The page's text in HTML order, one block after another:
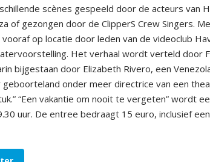
scènes gespeeld door de acteurs van
of gezongen door de ClipperS Crew Singers.
op locatie door leden van de videoclub
Het verhaal wordt verteld door
bijgestaan door Elizabeth Rivero, een
geboorteland onder meer directrice van een
“Een vakantie om nooit te vergeten” wordt
uur. De entree bedraagt 15 euro, inclusief